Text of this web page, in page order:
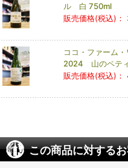
ル 白 750ml
販売価格(税込)：
ココ・ファーム
2024 山のペテ
販売価格(税込)：
この商品に対する